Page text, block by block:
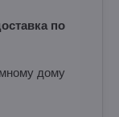
по
дому